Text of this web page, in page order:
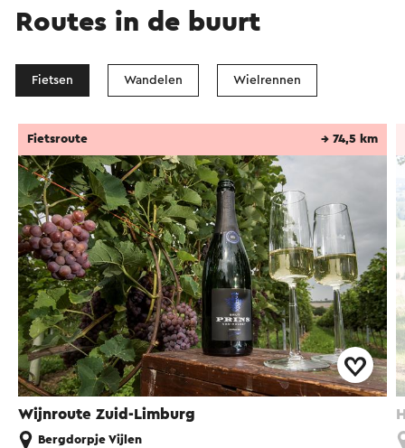
Routes in de buurt
Fietsen Wandelen Wielrennen
Wijnroute Zuid-Limburg
Fietsroute → 74,5 km
Bergdorpje Vijlen